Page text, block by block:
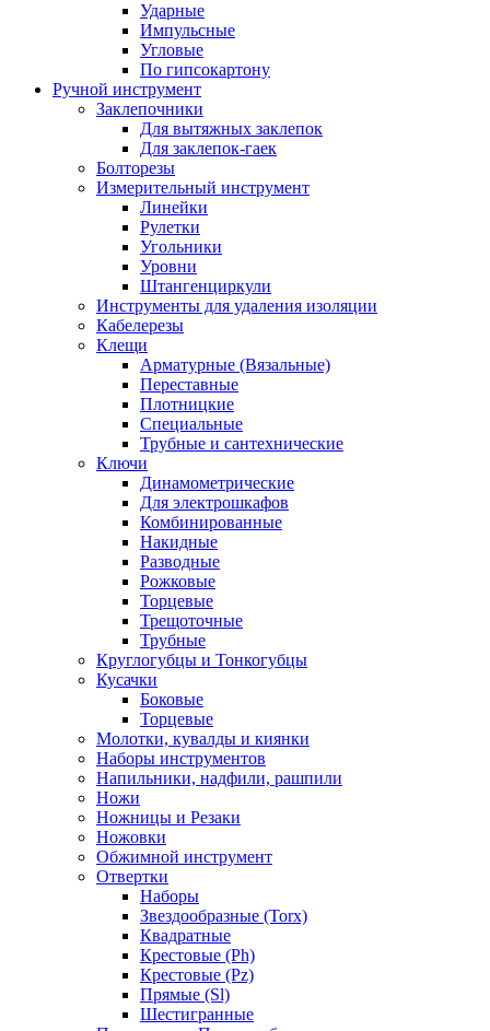
Ударные
Импульсные
Угловые
По гипсокартону
Ручной инструмент
Заклепочники
Для вытяжных заклепок
Для заклепок-гаек
Болторезы
Измерительный инструмент
Линейки
Рулетки
Угольники
Уровни
Штангенциркули
Инструменты для удаления изоляции
Кабелерезы
Клещи
Арматурные (Вязальные)
Переставные
Плотницкие
Специальные
Трубные и сантехнические
Ключи
Динамометрические
Для электрошкафов
Комбинированные
Накидные
Разводные
Рожковые
Торцевые
Трещоточные
Трубные
Круглогубцы и Тонкогубцы
Кусачки
Боковые
Торцевые
Молотки, кувалды и киянки
Наборы инструментов
Напильники, надфили, рашпили
Ножи
Ножницы и Резаки
Ножовки
Обжимной инструмент
Отвертки
Наборы
Звездообразные (Torx)
Квадратные
Крестовые (Ph)
Крестовые (Pz)
Прямые (Sl)
Шестигранные